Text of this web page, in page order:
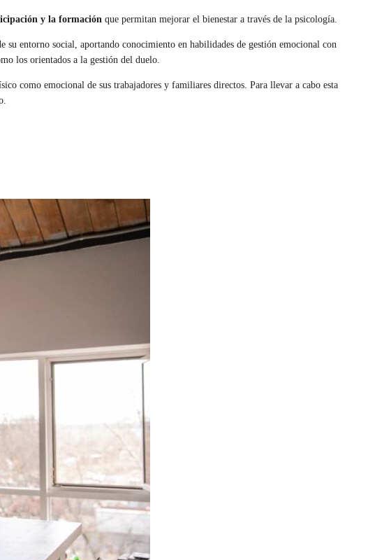
y la formación que permitan mejorar el bienestar a través de la psicología.
su entorno social, aportando conocimiento en habilidades de gestión emocional con
los orientados a la gestión del duelo.
como emocional de sus trabajadores y familiares directos. Para llevar a cabo esta